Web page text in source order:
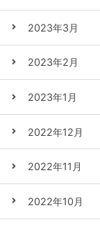
2023年3月
2023年2月
2023年1月
2022年12月
2022年11月
2022年10月